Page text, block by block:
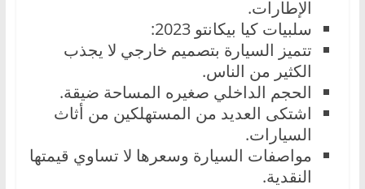
الإطارات.
سلبيات كيا بيكانتو 2023:
تتميز السيارة بتصميم خارجي لا يجذب
الكثير من الناس.
الحجم الداخلي صغيره المساحة ضيقة.
اشتكى العديد من المستهلكين من أثاث
السيارات.
مواصفات السيارة وسعرها لا تساوي قيمتها
النقدية.